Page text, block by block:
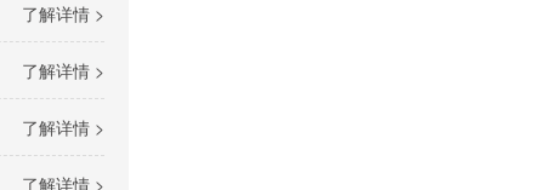
了解详情 >
了解详情 >
了解详情 >
了解详情 >